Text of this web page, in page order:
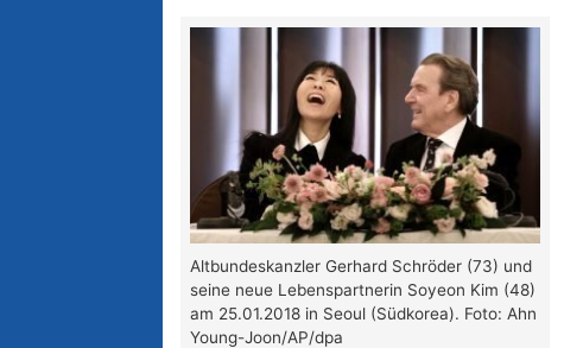
Altbundeskanzler Gerhard Schröder (73) und
seine neue Lebenspartnerin Soyeon Kim (48)
am 25.01.2018 in Seoul (Südkorea). Foto: Ahn
Young-Joon/AP/dpa